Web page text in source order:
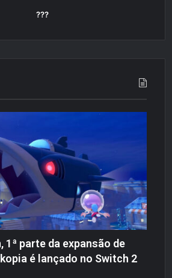
???
1ª parte da expansão de
é lançado no Switch 2